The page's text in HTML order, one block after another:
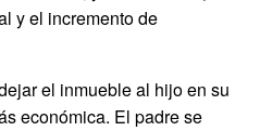
y el incremento de
el inmueble al hijo en su
económica. El padre se